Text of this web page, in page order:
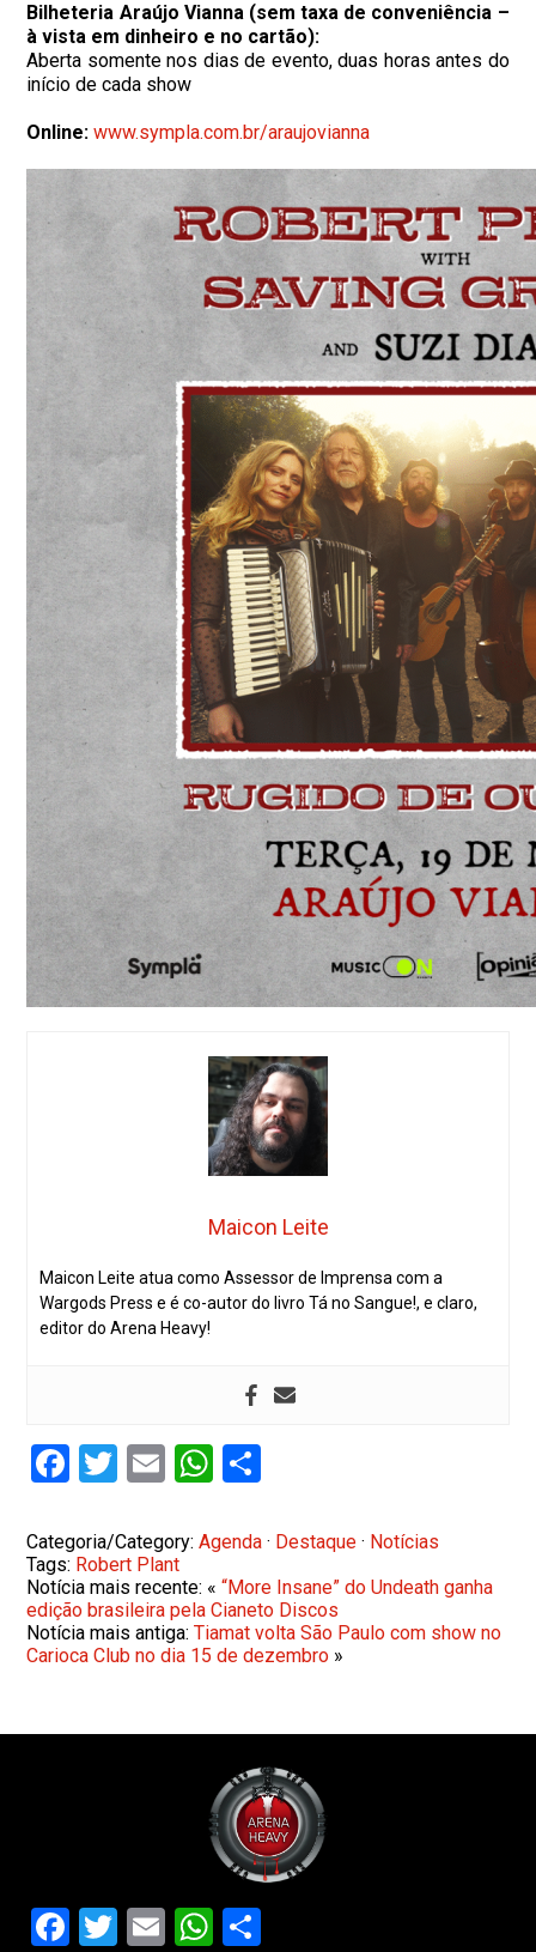
Bilheteria Araújo Vianna (sem taxa de conveniência –
à vista em dinheiro e no cartão):
Aberta somente nos dias de evento, duas horas antes do
início de cada show
Online:www.sympla.com.br/araujovianna
Maicon Leite
Maicon Leite atua como Assessor de Imprensa com a
Wargods Press e é co-autor do livro Tá no Sangue!, e claro,
editor do Arena Heavy!
Facebook
Twitter
EmailWhatsApp
Categoria/Category:Agenda · Destaque · Notícias
Tags: Robert Plant
Notícia mais recente: «“More Insane” do Undeath ganha
edição brasileira pela Cianeto Discos
Notícia mais antiga:Tiamat volta São Paulo com show no
Carioca Club no dia 15 de dezembro »
Facebook
Twitter
EmailWhatsApp